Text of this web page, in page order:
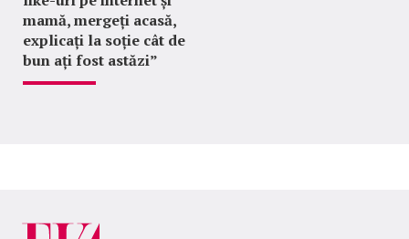
mamă, mergeți acasă,
explicați la soție cât de
bun ați fost astăzi”